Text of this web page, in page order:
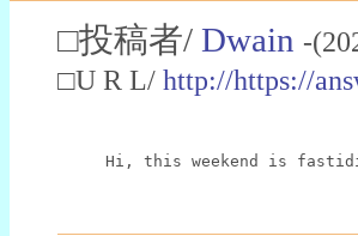
□投稿者/ Dwain -
□U R L/ http://https://
Hi, this weekend is